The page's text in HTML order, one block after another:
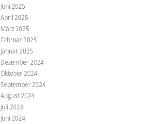
Juni 2025
April 2025
März 2025
Februar 2025
Januar 2025
Dezember 2024
Oktober 2024
September 2024
August 2024
Juli 2024
Juni 2024